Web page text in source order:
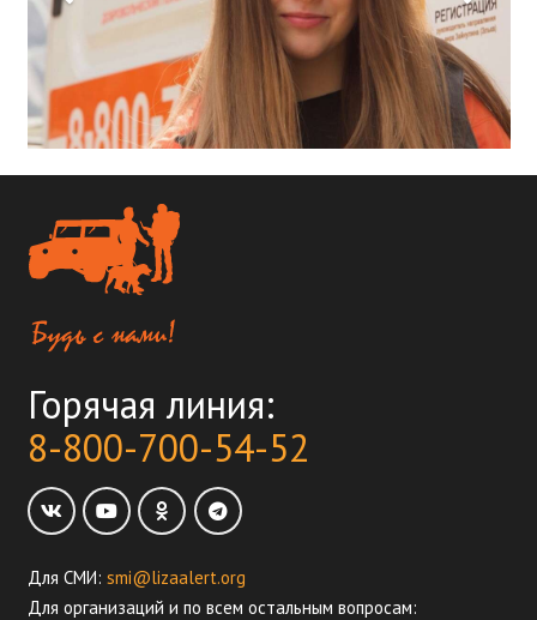
Горячая линия:
8-800-700-54-52
Для СМИ: smi@lizaalert.org
Для организаций и по всем остальным вопросам: